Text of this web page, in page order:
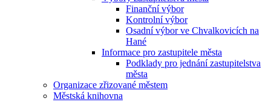
Finanční výbor
Kontrolní výbor
Osadní výbor ve Chvalkovicích na
Hané
Informace pro zastupitele města
Podklady pro jednání zastupitelstva
města
Organizace zřizované městem
Městská knihovna